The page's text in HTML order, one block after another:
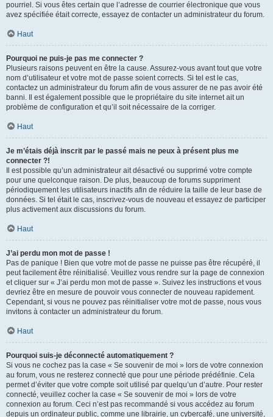
pourriel. Si vous êtes certain que l’adresse de courrier électronique que vous
avez spécifiée était correcte, essayez de contacter un administrateur du forum.
Haut
Pourquoi ne puis-je pas me connecter ?
Plusieurs raisons peuvent en être la cause. Assurez-vous avant tout que votre
nom d’utilisateur et votre mot de passe soient corrects. Si tel est le cas,
contactez un administrateur du forum afin de vous assurer de ne pas avoir été
banni. Il est également possible que le propriétaire du site internet ait un
problème de configuration et qu’il soit nécessaire de la corriger.
Haut
Je m’étais déjà inscrit par le passé mais ne peux à présent plus me
connecter ?!
Il est possible qu’un administrateur ait désactivé ou supprimé votre compte
pour une quelconque raison. De plus, beaucoup de forums suppriment
périodiquement les utilisateurs inactifs afin de réduire la taille de leur base de
données. Si tel était le cas, inscrivez-vous de nouveau et essayez de participer
plus activement aux discussions du forum.
Haut
J’ai perdu mon mot de passe !
Pas de panique ! Bien que votre mot de passe ne puisse pas être récupéré, il
peut facilement être réinitialisé. Veuillez vous rendre sur la page de connexion
et cliquer sur « J’ai perdu mon mot de passe ». Suivez les instructions et vous
devriez être en mesure de pouvoir vous connecter de nouveau rapidement.
Cependant, si vous ne pouvez pas réinitialiser votre mot de passe, nous vous
invitons à contacter un administrateur du forum.
Haut
Pourquoi suis-je déconnecté automatiquement ?
Si vous ne cochez pas la case « Se souvenir de moi » lors de votre connexion
au forum, vous ne resterez connecté que pour une période prédéfinie. Cela
permet d’éviter que votre compte soit utilisé par quelqu’un d’autre. Pour rester
connecté, veuillez cocher la case « Se souvenir de moi » lors de votre
connexion au forum. Ceci n’est pas recommandé si vous accédez au forum
depuis un ordinateur public, comme une librairie, un cybercafé, une université,